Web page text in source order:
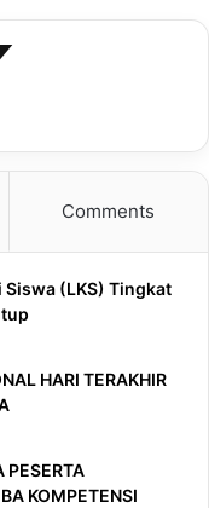
Comments
Siswa (LKS) Tingkat
HARI TERAKHIR
PESERTA
KOMPETENSI